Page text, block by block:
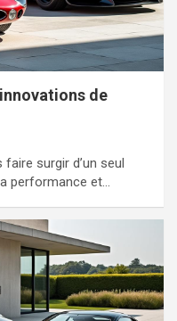
de
surgir d’un seul
performance et…